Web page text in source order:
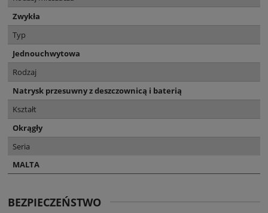
Zwykła
Typ
Jednouchwytowa
Rodzaj
Natrysk przesuwny z deszczownicą i baterią
Kształt
Okrągły
Seria
MALTA
BEZPIECZEŃSTWO